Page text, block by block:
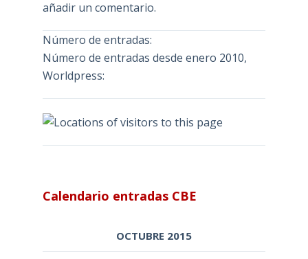
añadir un comentario.
Número de entradas:
Número de entradas desde enero 2010,
Worldpress:
Calendario entradas CBE
OCTUBRE 2015